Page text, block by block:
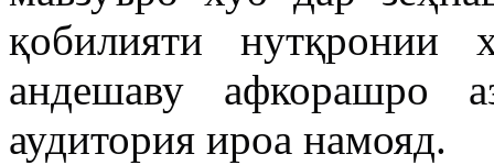
қобилияти нутқронии
андешаву афкорашро
аудитория ироа намояд.